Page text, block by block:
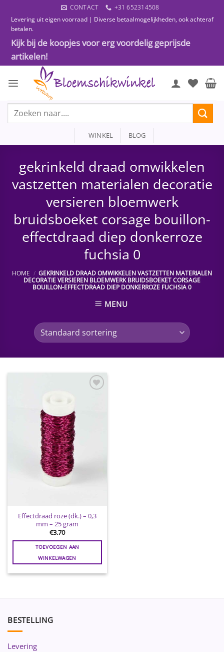
naar
inhoud
CONTACT
+31 652314508
Levering uit eigen voorraad | Diverse betaalmogelijkheden, ook achteraf
betalen.
Kijk bij de koopjes voor erg voordelig geprijsde
artikelen!
Zoeken
WINKEL BLOG
gekrinkeld draad omwikkelen
vastzetten materialen decoratie
versieren bloemwerk
bruidsboeket corsage bouillon-
effectdraad diep donkerroze
fuchsia 0
HOME / GEKRINKELD DRAAD OMWIKKELEN VASTZETTEN MATERIALEN
DECORATIE VERSIEREN BLOEMWERK BRUIDSBOEKET CORSAGE
BOUILLON-EFFECTDRAAD DIEP DONKERROZE FUCHSIA 0
MENU
Effectdraad roze (dk.) – 0,3
mm – 25 gram
€3.70
TOEVOEGEN AAN
WINKELWAGEN
BESTELLING
Levering